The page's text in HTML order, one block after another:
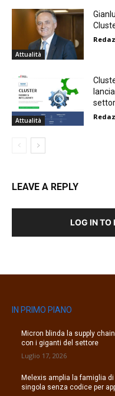
Attualità
Attualità
LEAVE A REPLY
LOG IN TO
IN PRIMO PIANO
Micron blinda la supply
con i giganti del settore
Luglio 17, 2026
Melexis amplia la famiglia
singola senza codice per